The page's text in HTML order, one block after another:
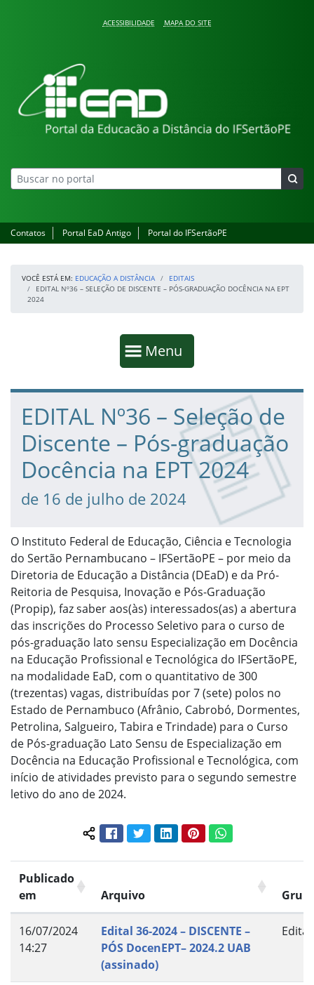
ACESSIBILIDADE MAPA DO SITE
Educação a Distância
Contatos Portal EaD Antigo Portal do IFSertãoPE
VOCÊ ESTÁ EM: EDUCAÇÃO A DISTÂNCIA
EDITAIS
EDITAL Nº36 – SELEÇÃO DE DISCENTE – PÓS-GRADUAÇÃO DOCÊNCIA NA EPT
2024
Mostrar
Menu
Fim da navegação
Início do conteúdo
EDITAL Nº36 – Seleção de
Discente – Pós-graduação
Docência na EPT 2024
de 16 de julho de 2024
O Instituto Federal de Educação, Ciência e Tecnologia
do Sertão Pernambucano – IFSertãoPE – por meio da
Diretoria de Educação a Distância (DEaD) e da Pró-
Reitoria de Pesquisa, Inovação e Pós-Graduação
(Propip), faz saber aos(às) interessados(as) a abertura
das inscrições do Processo Seletivo para o curso de
pós-graduação lato sensu Especialização em Docência
na Educação Profissional e Tecnológica do IFSertãoPE,
na modalidade EaD, com o quantitativo de 300
(trezentas) vagas, distribuídas por 7 (sete) polos no
Estado de Pernambuco (Afrânio, Cabrobó, Dormentes,
Petrolina, Salgueiro, Tabira e Trindade) para o Curso
de Pós-graduação Lato Sensu de Especialização em
Docência na Educação Profissional e Tecnológica, com
início de atividades previsto para o segundo semestre
letivo do ano de 2024.
Compartilhar conteúdo:
FacebookTwitterLinkedInPinterestWhatsApp
Publicado
em
Arquivo
16/07/2024
14:27
Edital 36-2024 – DISCENTE –
PÓS DocenEPT– 2024.2 UAB
(assinado)
Edital